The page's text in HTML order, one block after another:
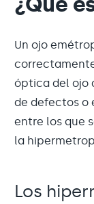
Un ojo
óptica del ojo
de defectos o
entre los que
la
Los